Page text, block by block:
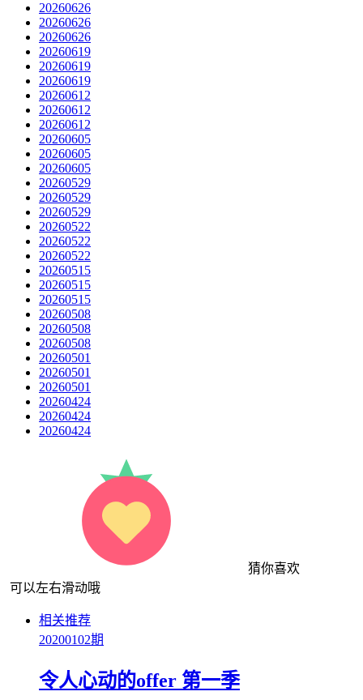
20260626
20260626
20260626
20260619
20260619
20260619
20260612
20260612
20260612
20260605
20260605
20260605
20260529
20260529
20260529
20260522
20260522
20260522
20260515
20260515
20260515
20260508
20260508
20260508
20260501
20260501
20260501
20260424
20260424
20260424
猜你喜欢
可以左右滑动哦
相关推荐
20200102期
令人心动的offer 第一季